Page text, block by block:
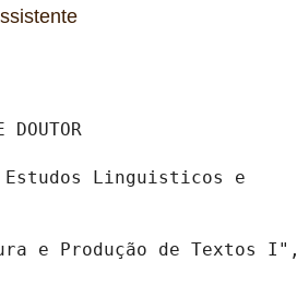
Estudos Linguisticos e
e Produção de Textos I",